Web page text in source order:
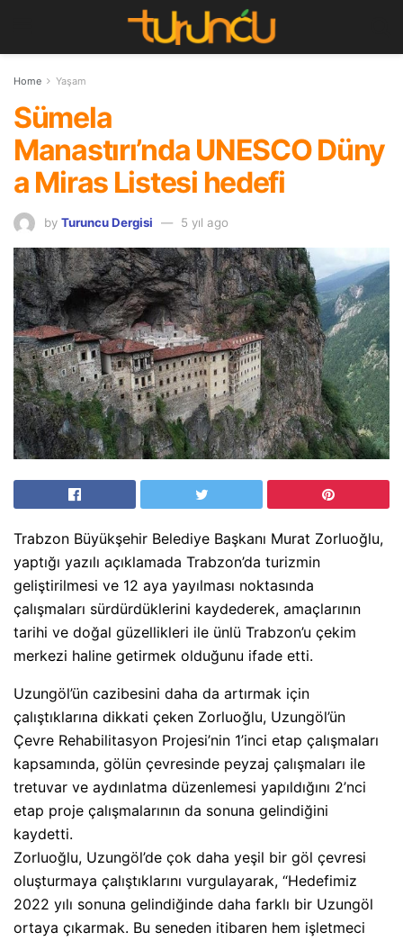
Home Yaşam
Sümela
Manastırı’nda UNESCO Düny
a Miras Listesi hedefi
by Turuncu Dergisi 5 yıl ago
Trabzon Büyükşehir Belediye Başkanı Murat Zorluoğlu,
yaptığı yazılı açıklamada Trabzon’da turizmin
geliştirilmesi ve 12 aya yayılması noktasında
çalışmaları sürdürdüklerini kaydederek, amaçlarının
tarihi ve doğal güzellikleri ile ünlü Trabzon’u çekim
merkezi haline getirmek olduğunu ifade etti.
Uzungöl’ün cazibesini daha da artırmak için
çalıştıklarına dikkati çeken Zorluoğlu, Uzungöl’ün
Çevre Rehabilitasyon Projesi’nin 1’inci etap çalışmaları
kapsamında, gölün çevresinde peyzaj çalışmaları ile
tretuvar ve aydınlatma düzenlemesi yapıldığını 2’nci
etap proje çalışmalarının da sonuna gelindiğini
kaydetti.
Zorluoğlu, Uzungöl’de çok daha yeşil bir göl çevresi
oluşturmaya çalıştıklarını vurgulayarak, “Hedefimiz
2022 yılı sonuna gelindiğinde daha farklı bir Uzungöl
ortaya çıkarmak. Bu seneden itibaren hem işletmeci